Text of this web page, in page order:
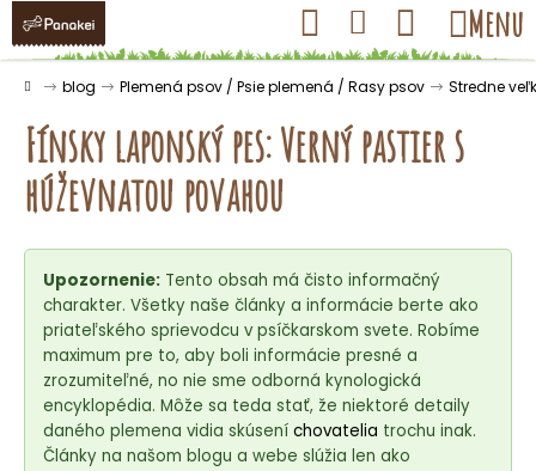
Prejsť
obsah
Hľadať Prihlásenie
Nákupný
košík
Menu
Domov
blog Plemená psov / Psie plemená / Rasy psov Stredne
Fínsky laponský pes: Verný pastier s
húževnatou povahou
Upozornenie: Tento obsah má čisto informačný
charakter. Všetky naše články a informácie berte ako
priateľského sprievodcu v psíčkarskom svete. Robíme
maximum pre to, aby boli informácie presné a
zrozumiteľné, no nie sme odborná kynologická
encyklopédia. Môže sa teda stať, že niektoré detaily
daného plemena vidia skúsení chovatelia trochu inak.
Články na našom blogu a webe slúžia len ako
K
o Späť
Späť
o